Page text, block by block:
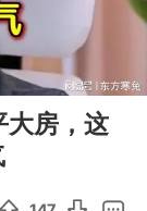
04:38
房，这